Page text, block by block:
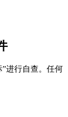
进行自查。任何